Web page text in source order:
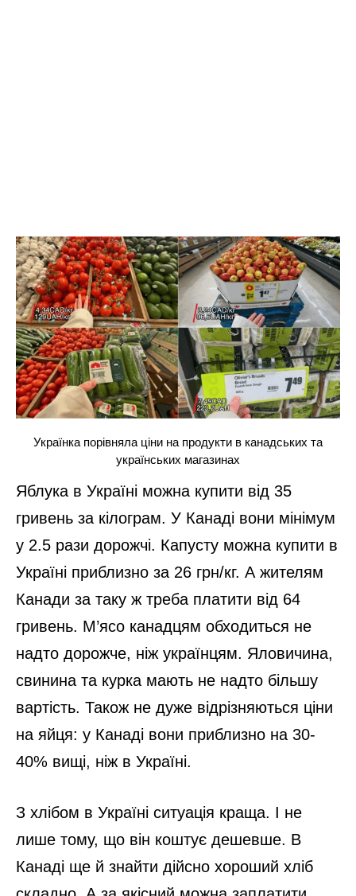
Українка порівняла ціни на продукти в канадських та
українських магазинах
Яблука в Україні можна купити від 35
гривень за кілограм. У Канаді вони мінімум
у 2.5 рази дорожчі. Капусту можна купити в
Україні приблизно за 26 грн/кг. А жителям
Канади за таку ж треба платити від 64
гривень. М’ясо канадцям обходиться не
надто дорожче, ніж українцям. Яловичина,
свинина та курка мають не надто більшу
вартість. Також не дуже відрізняються ціни
на яйця: у Канаді вони приблизно на 30-
40% вищі, ніж в Україні.
З хлібом в Україні ситуація краща. І не
лише тому, що він коштує дешевше. В
Канаді ще й знайти дійсно хороший хліб